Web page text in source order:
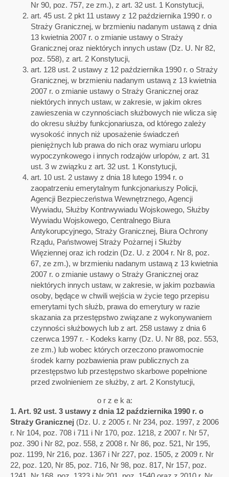
Nr 90, poz. 757, ze zm.), z art. 32 ust. 1 Konstytucji,
art. 45 ust. 2 pkt 11 ustawy z 12 października 1990 r. o
Straży Granicznej, w brzmieniu nadanym ustawą z dnia
13 kwietnia 2007 r. o zmianie ustawy o Straży
Granicznej oraz niektórych innych ustaw (Dz. U. Nr 82,
poz. 558), z art. 2 Konstytucji,
art. 128 ust. 2 ustawy z 12 października 1990 r. o Straży
Granicznej, w brzmieniu nadanym ustawą z 13 kwietnia
2007 r. o zmianie ustawy o Straży Granicznej oraz
niektórych innych ustaw, w zakresie, w jakim okres
zawieszenia w czynnościach służbowych nie wlicza się
do okresu służby funkcjonariusza, od którego zależy
wysokość innych niż uposażenie świadczeń
pieniężnych lub prawa do nich oraz wymiaru urlopu
wypoczynkowego i innych rodzajów urlopów, z art. 31
ust. 3 w związku z art. 32 ust. 1 Konstytucji,
art. 10 ust. 2 ustawy z dnia 18 lutego 1994 r. o
zaopatrzeniu emerytalnym funkcjonariuszy Policji,
Agencji Bezpieczeństwa Wewnętrznego, Agencji
Wywiadu, Służby Kontrwywiadu Wojskowego, Służby
Wywiadu Wojskowego, Centralnego Biura
Antykorupcyjnego, Straży Granicznej, Biura Ochrony
Rządu, Państwowej Straży Pożarnej i Służby
Więziennej oraz ich rodzin (Dz. U. z 2004 r. Nr 8, poz.
67, ze zm.), w brzmieniu nadanym ustawą z 13 kwietnia
2007 r. o zmianie ustawy o Straży Granicznej oraz
niektórych innych ustaw, w zakresie, w jakim pozbawia
osoby, będące w chwili wejścia w życie tego przepisu
emerytami tych służb, prawa do emerytury w razie
skazania za przestępstwo związane z wykonywaniem
czynności służbowych lub z art. 258 ustawy z dnia 6
czerwca 1997 r. - Kodeks karny (Dz. U. Nr 88, poz. 553,
ze zm.) lub wobec których orzeczono prawomocnie
środek karny pozbawienia praw publicznych za
przestępstwo lub przestępstwo skarbowe popełnione
przed zwolnieniem ze służby, z art. 2 Konstytucji,
o r z e k a:​
1. Art. 92 ust. 3 ustawy z dnia 12 października 1990 r. o
Straży Granicznej (Dz. U. z 2005 r. Nr 234, poz. 1997, z 2006
r. Nr 104, poz. 708 i 711 i Nr 170, poz. 1218, z 2007 r. Nr 57,
poz. 390 i Nr 82, poz. 558, z 2008 r. Nr 86, poz. 521, Nr 195,
poz. 1199, Nr 216, poz. 1367 i Nr 227, poz. 1505, z 2009 r. Nr
22, poz. 120, Nr 85, poz. 716, Nr 98, poz. 817, Nr 157, poz.